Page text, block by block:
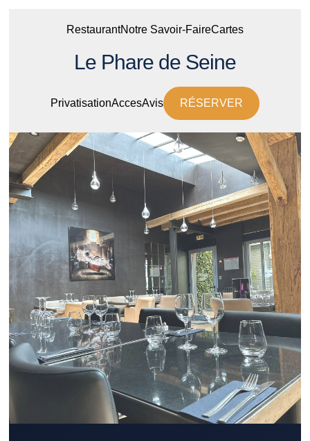
RestaurantNotre Savoir-FaireCartes
Le Phare de Seine
PrivatisationAccesAvis RÉSERVER